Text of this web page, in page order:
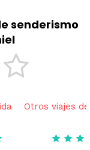
senderismo
Otros viajes